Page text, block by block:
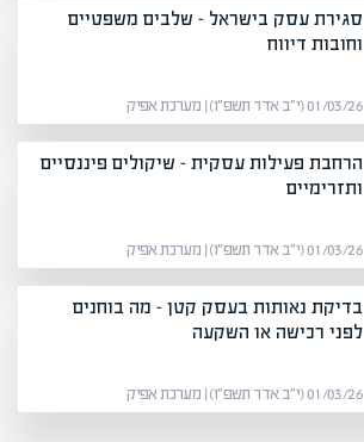
סגירת עסק בישראל – שלבים משפטיים
וחובות דיווח
01/03/26 (י״ב אדר תשפ״ו) | מערכת אפיק
הרחבת פעילות עסקית – שיקולים פיננסיים
ותזרימיים
01/03/26 (י״ב אדר תשפ״ו) | מערכת אפיק
בדיקת נאותות בעסק קטן – מה בוחנים
לפני רכישה או השקעה
01/03/26 (י״ב אדר תשפ״ו) | מערכת אפיק